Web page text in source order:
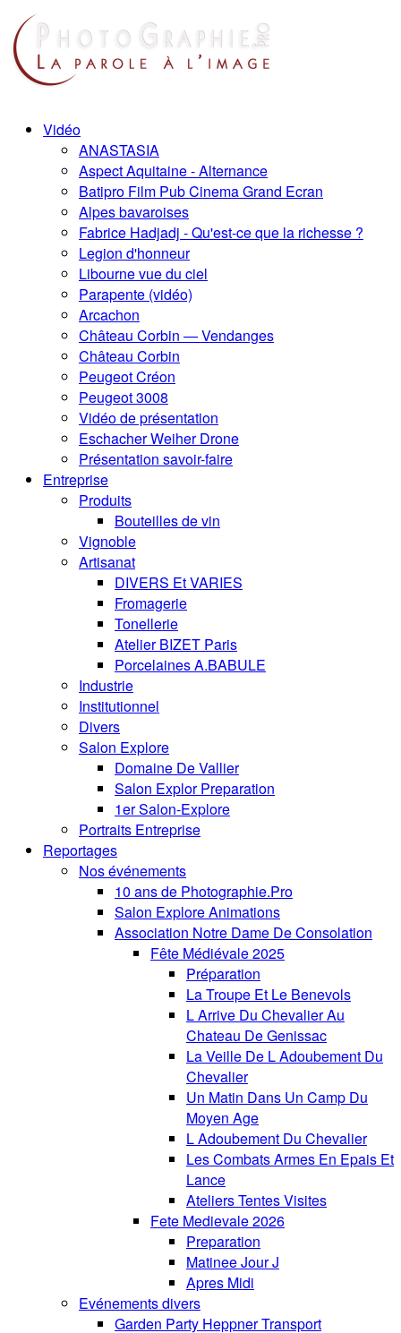
Vidéo
ANASTASIA
Aspect Aquitaine - Alternance
Batipro Film Pub Cinema Grand Ecran
Alpes bavaroises
Fabrice Hadjadj - Qu'est-ce que la richesse ?
Legion d'honneur
Libourne vue du ciel
Parapente (vidéo)
Arcachon
Château Corbin — Vendanges
Château Corbin
Peugeot Créon
Peugeot 3008
Vidéo de présentation
Eschacher Weiher Drone
Présentation savoir-faire
Entreprise
Produits
Bouteilles de vin
Vignoble
Artisanat
DIVERS Et VARIES
Fromagerie
Tonellerie
Atelier BIZET Paris
Porcelaines A.BABULE
Industrie
Institutionnel
Divers
Salon Explore
Domaine De Vallier
Salon Explor Preparation
1er Salon-Explore
Portraits Entreprise
Reportages
Nos événements
10 ans de Photographie.Pro
Salon Explore Animations
Association Notre Dame De Consolation
Fête Médiévale 2025
Préparation
La Troupe Et Le Benevols
L Arrive Du Chevalier Au
Chateau De Genissac
La Veille De L Adoubement Du
Chevalier
Un Matin Dans Un Camp Du
Moyen Age
L Adoubement Du Chevalier
Les Combats Armes En Epais Et
Lance
Ateliers Tentes Visites
Fete Medievale 2026
Preparation
Matinee Jour J
Apres Midi
Evénements divers
Garden Party Heppner Transport